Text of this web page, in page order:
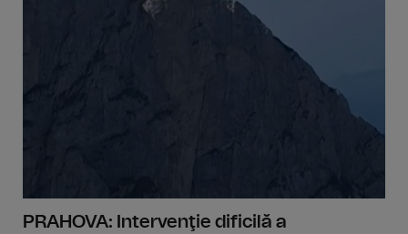
PRAHOVA: Intervenţie dificilă a